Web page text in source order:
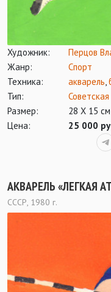
Художник:
Перцов
Жанр:
Спорт
Техника:
акварель,
Тип:
Размер:
28 Х 15 см
Цена:
25 000
АКВАРЕЛЬ «ЛЕГКАЯ
СССР, 1980 г.